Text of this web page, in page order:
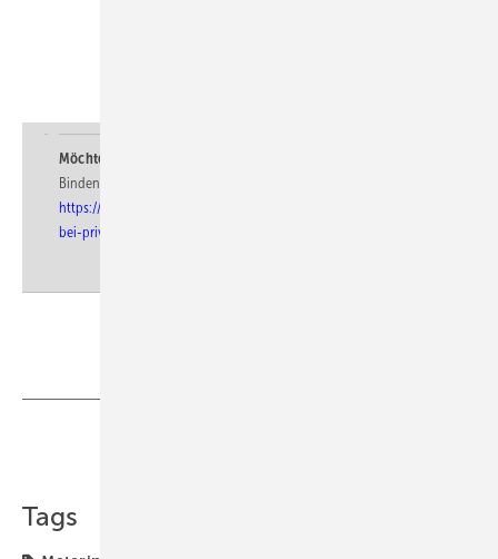
Möchten Sie auf diesen Artikel verweisen?
Binden Sie einfach diesen Link in Ihre Internetseite ein:
https://www.tga-fachplaner.de/aktuelle-meldung/smart-metering-
bei-privatkunden-unbekannt
Tags